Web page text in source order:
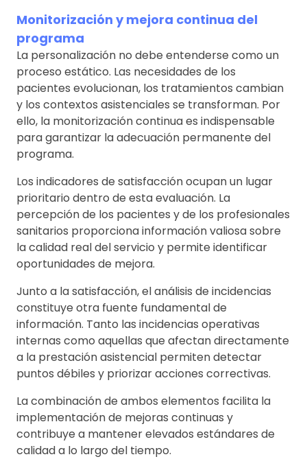
Monitorización y mejora continua del
programa
La personalización no debe entenderse como un
proceso estático. Las necesidades de los
pacientes evolucionan, los tratamientos cambian
y los contextos asistenciales se transforman. Por
ello, la monitorización continua es indispensable
para garantizar la adecuación permanente del
programa.
Los indicadores de satisfacción ocupan un lugar
prioritario dentro de esta evaluación. La
percepción de los pacientes y de los profesionales
sanitarios proporciona información valiosa sobre
la calidad real del servicio y permite identificar
oportunidades de mejora.
Junto a la satisfacción, el análisis de incidencias
constituye otra fuente fundamental de
información. Tanto las incidencias operativas
internas como aquellas que afectan directamente
a la prestación asistencial permiten detectar
puntos débiles y priorizar acciones correctivas.
La combinación de ambos elementos facilita la
implementación de mejoras continuas y
contribuye a mantener elevados estándares de
calidad a lo largo del tiempo.